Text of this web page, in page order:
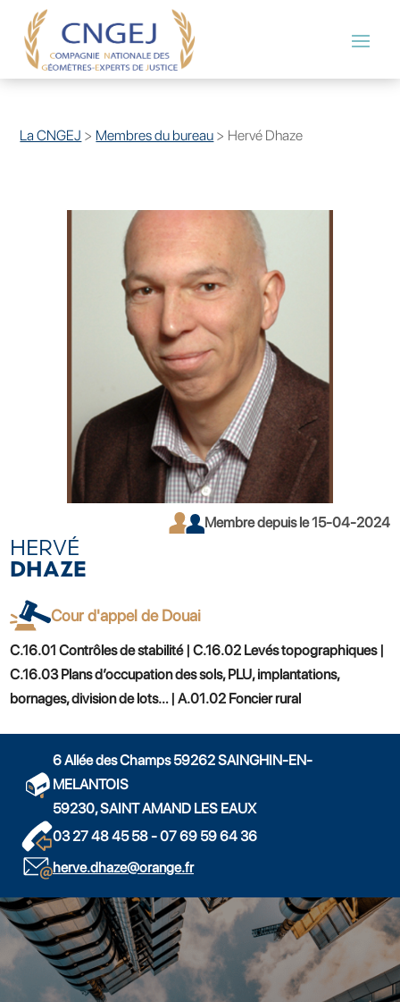
La CNGEJ > Membres du bureau > Hervé Dhaze
Membre depuis le 15-04-2024
HERVÉ
DHAZE
Cour d'appel de Douai
C.16.01 Contrôles de stabilité | C.16.02 Levés topographiques |
C.16.03 Plans d’occupation des sols, PLU, implantations,
bornages, division de lots… | A.01.02 Foncier rural
6 Allée des Champs 59262 SAINGHIN-EN-
MELANTOIS
59230, SAINT AMAND LES EAUX
03 27 48 45 58 - 07 69 59 64 36
herve.dhaze@orange.fr